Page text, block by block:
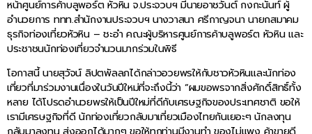
หน้าศูนย์การค้าบลูพอร์ต หัวหิน จ.ประจวบฯ มีนายอาชวันต์ กงกะนันท์ ผู้
อำนวยการ ททท.สำนักงานประจวบฯ นางวาสนา ศรีกาญจนา นายกสมาคม
ธุรกิจท่องเที่ยวหัวหิน – ชะอำ คณะผู้บริหารศูนย์การค้าบลูพอร์ต หัวหิน และ
ประชาชนนักท่องเที่ยวจำนวนมากร่วมในพิธี
โอกาสนี้ นายสุวัจน์ ลิปตพัลลภได้กล่าวอวยพรให้กับชาวหัวหินและนักท่อง
เที่ยวที่มาร่วมงานเนื่องในวันปีใหม่ที่จะถึงนี้ว่า “ผมขอพรจากสิ่งศักดิ์สิทธิ์ทั้ง
หลาย ได้โปรดอำนวยพรให้เป็นปีใหม่ที่ดีกับเศรษฐกิจของประเทศชาติ ขอให้
เรามีเศรษฐกิจที่ดี นักท่องเที่ยวกลับมาเที่ยวเมืองไทยกันเยอะๆ นักลงทุน